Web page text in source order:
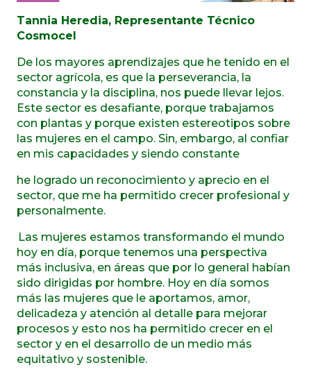
Tannia Heredia, Representante Técnico
Cosmocel
De los mayores aprendizajes que he tenido en el
sector agrícola, es que la perseverancia, la
constancia y la disciplina, nos puede llevar lejos.
Este sector es desafiante, porque trabajamos
con plantas y porque existen estereotipos sobre
las mujeres en el campo. Sin, embargo, al confiar
en mis capacidades y siendo constante
he logrado un reconocimiento y aprecio en el
sector, que me ha permitido crecer profesional y
personalmente.
Las mujeres estamos transformando el mundo
hoy en día, porque tenemos una perspectiva
más inclusiva, en áreas que por lo general habían
sido dirigidas por hombre. Hoy en día somos
más las mujeres que le aportamos, amor,
delicadeza y atención al detalle para mejorar
procesos y esto nos ha permitido crecer en el
sector y en el desarrollo de un medio más
equitativo y sostenible.